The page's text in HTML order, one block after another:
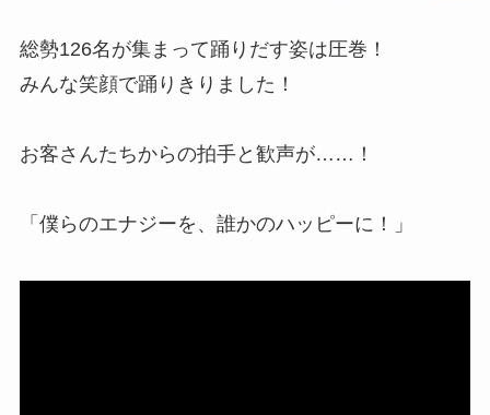
総勢126名が集まって踊りだす姿は圧巻！
みんな笑顔で踊りきりました！
お客さんたちからの拍手と歓声が……！
「僕らのエナジーを、誰かのハッピーに！」